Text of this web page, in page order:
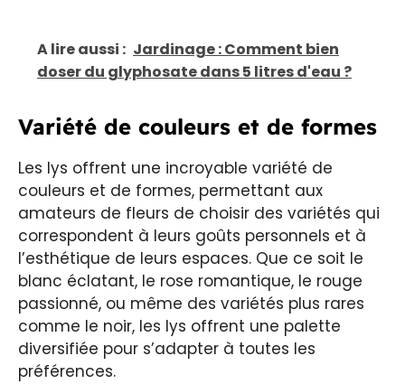
A lire aussi : Jardinage : Comment bien
doser du glyphosate dans 5 litres d'eau ?
Variété de couleurs et de formes
Les lys offrent une incroyable variété de
couleurs et de formes, permettant aux
amateurs de fleurs de choisir des variétés qui
correspondent à leurs goûts personnels et à
l’esthétique de leurs espaces. Que ce soit le
blanc éclatant, le rose romantique, le rouge
passionné, ou même des variétés plus rares
comme le noir, les lys offrent une palette
diversifiée pour s’adapter à toutes les
préférences.